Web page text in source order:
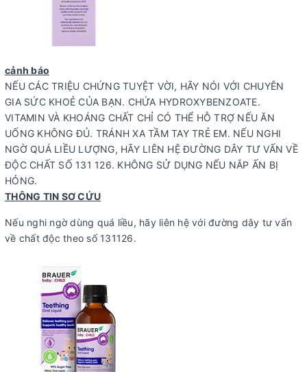
cảnh báo
NẾU CÁC TRIỆU CHỨNG TUYỆT VỜI, HÃY NÓI VỚI CHUYÊN
GIA SỨC KHOẺ CỦA BẠN. CHỨA HYDROXYBENZOATE.
VITAMIN VÀ KHOÁNG CHẤT CHỈ CÓ THỂ HỖ TRỢ NẾU ĂN
UỐNG KHÔNG ĐỦ. TRÁNH XA TẦM TAY TRẺ EM. NẾU NGHI
NGỜ QUÁ LIỀU LƯỢNG, HÃY LIÊN HỆ ĐƯỜNG DÂY TƯ VẤN VỀ
ĐỘC CHẤT SỐ 131 126. KHÔNG SỬ DỤNG NẾU NẮP ẤN BỊ
HỎNG.
THÔNG TIN SƠ CỨU
Nếu nghi ngờ dùng quá liều, hãy liên hệ với đường dây tư vấn
về chất độc theo số 131126.